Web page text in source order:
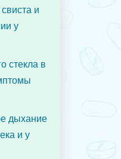
и
у
стекла в
дыхание
и у